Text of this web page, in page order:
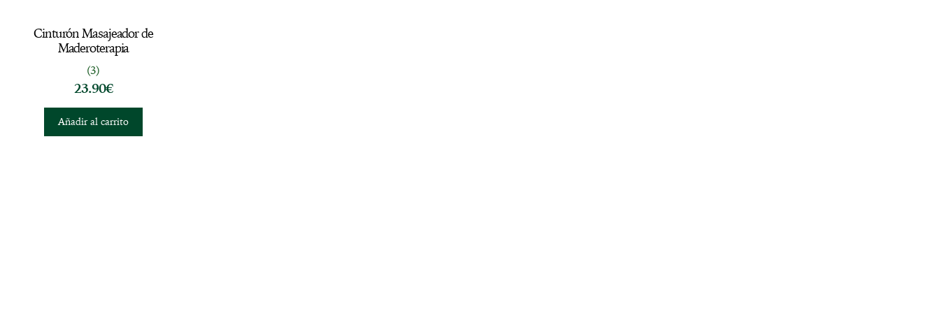
Cinturón Masajeador de
Maderoterapia
(3)
23.90€
Añadir al carrito